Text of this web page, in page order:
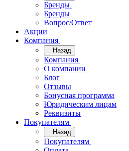
Бренды
Бренды
Вопрос/Ответ
Акции
Компания
Назад
Компания
О компании
Блог
Отзывы
Бонусная программа
Юридическим лицам
Реквизиты
Покупателям
Назад
Покупателям